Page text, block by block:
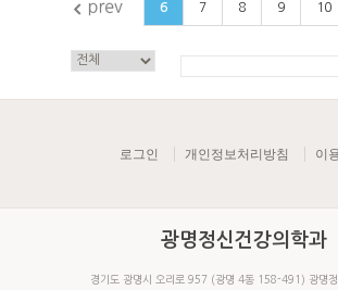
6 7 8 9 10
로그인 개인정보처리방침 이
광명정신건강의학과
경기도 광명시 오리로 957 (광명 4동 158-491) 광명정